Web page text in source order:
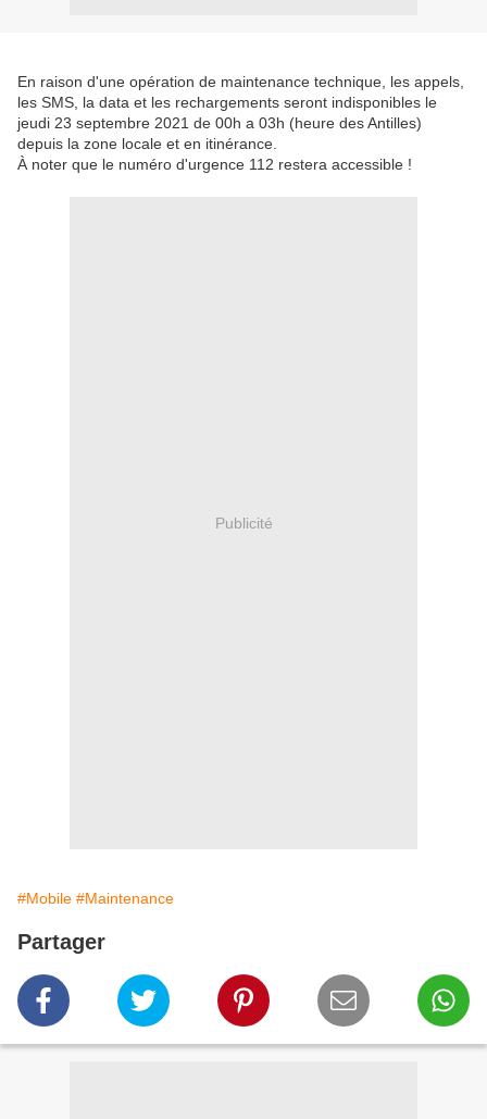
En raison d'une opération de maintenance technique, les appels,
les SMS, la data et les rechargements seront indisponibles le
jeudi 23 septembre 2021 de 00h a 03h (heure des Antilles)
depuis la zone locale et en itinérance
À noter que le numéro d'urgence 112 restera accessible !
Publicité
#Mobile #Maintenance
Partager